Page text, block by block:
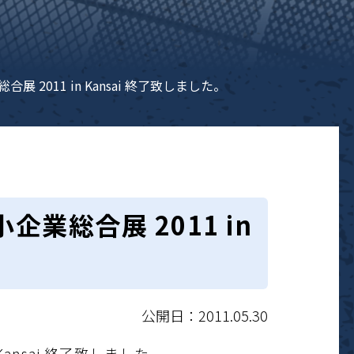
展 2011 in Kansai 終了致しました。
企業総合展 2011 in
公開日：2011.05.30